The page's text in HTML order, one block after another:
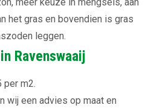
het gras en bovendien is gras
leggen.
Ravenswaaij
per m2.
wij een advies op maat en